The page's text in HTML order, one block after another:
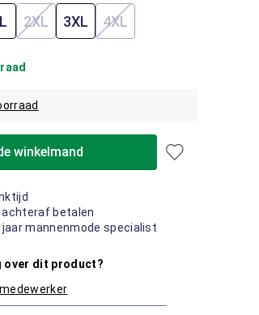
2XL(Deze optie is momenteel niet
3XL 4XL(Deze optie is
winkelmand
achteraf betalen
jaar mannenmode specialist
over dit product?